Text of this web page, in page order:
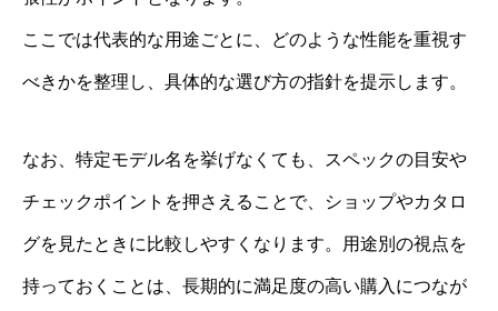
ここでは代表的な用途ごとに、どのような性能を重視す
べきかを整理し、具体的な選び方の指針を提示します。
なお、特定モデル名を挙げなくても、スペックの目安や
チェックポイントを押さえることで、ショップやカタロ
グを見たときに比較しやすくなります。用途別の視点を
持っておくことは、長期的に満足度の高い購入につなが